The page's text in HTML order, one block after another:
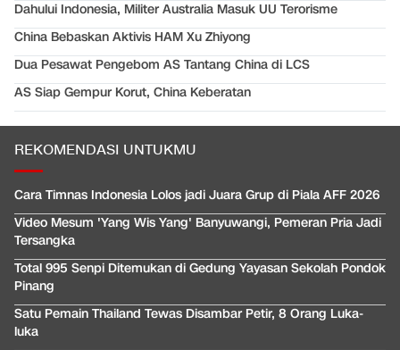
Dahului Indonesia, Militer Australia Masuk UU Terorisme
China Bebaskan Aktivis HAM Xu Zhiyong
Dua Pesawat Pengebom AS Tantang China di LCS
AS Siap Gempur Korut, China Keberatan
REKOMENDASI UNTUKMU
Cara Timnas Indonesia Lolos jadi Juara Grup di Piala AFF 2026
Video Mesum 'Yang Wis Yang' Banyuwangi, Pemeran Pria Jadi
Tersangka
Total 995 Senpi Ditemukan di Gedung Yayasan Sekolah Pondok
Pinang
Satu Pemain Thailand Tewas Disambar Petir, 8 Orang Luka-
luka